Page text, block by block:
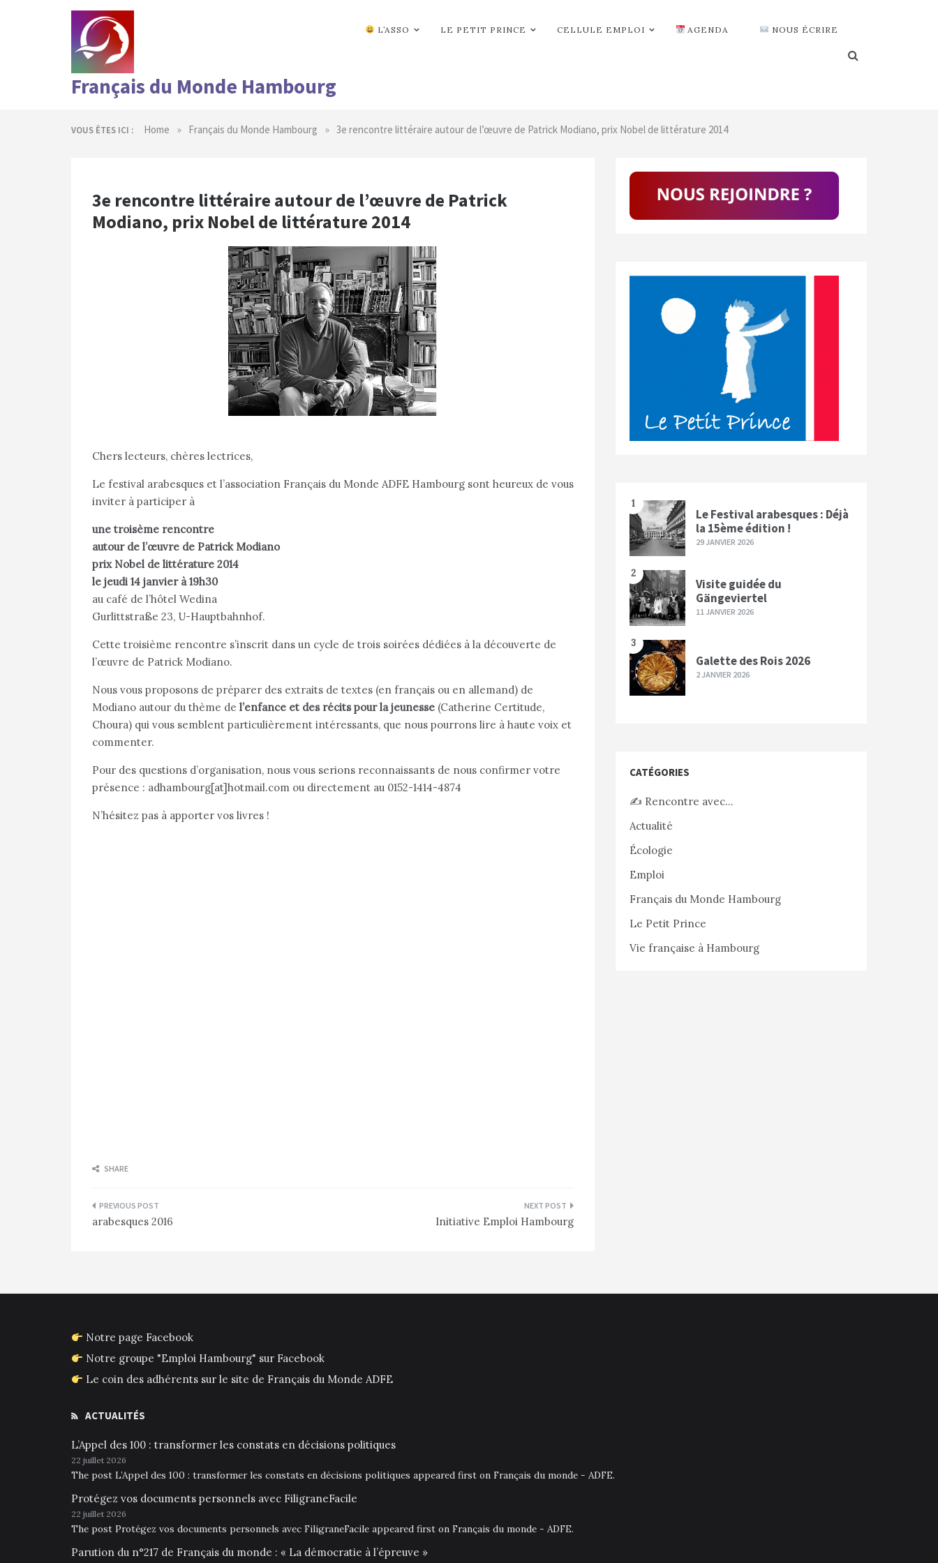
Français du Monde Hambourg
L’ASSO LE PETIT PRINCE CELLULE EMPLOI AGENDA NOUS ÉCRIRE
VOUS ÊTES ICI : Home » Français du Monde Hambourg » 3e rencontre littéraire autour de l’œuvre de Patrick Modiano, prix Nobel de littérature 2014
3e rencontre littéraire autour de l’œuvre de Patrick
Modiano, prix Nobel de littérature 2014
Chers lecteurs, chères lectrices,
Le festival arabesques et l’association Français du Monde ADFE Hambourg sont heureux de vous
inviter à participer à
une troisème rencontre
autour de l’œuvre de Patrick Modiano
prix Nobel de littérature 2014
le jeudi 14 janvier à 19h30
au café de l’hôtel Wedina
Gurlittstraße 23, U-Hauptbahnhof.
Cette troisième rencontre s’inscrit dans un cycle de trois soirées dédiées à la découverte de
l’œuvre de Patrick Modiano.
Nous vous proposons de préparer des extraits de textes (en français ou en allemand) de
Modiano autour du thème de l’enfance et des récits pour la jeunesse (Catherine Certitude,
Choura) qui vous semblent particulièrement intéressants, que nous pourrons lire à haute voix et
commenter.
Pour des questions d’organisation, nous vous serions reconnaissants de nous confirmer votre
présence : adhambourg[at]hotmail.com ou directement au 0152-1414-4874
N’hésitez pas à apporter vos livres !
SHARE
Navigation
de
arabesques 2016 Initiative Emploi Hambourg
1
Le Festival arabesques : Déjà
la 15ème édition !
29 JANVIER 2026
2
Visite guidée du
Gängeviertel
11 JANVIER 2026
3
Galette des Rois 2026
2 JANVIER 2026
CATÉGORIES
✍️ Rencontre avec…
Actualité
Écologie
Emploi
Français du Monde Hambourg
Le Petit Prince
Vie française à Hambourg
Notre page Facebook
Notre groupe "Emploi Hambourg" sur Facebook
Le coin des adhérents sur le site de Français du Monde ADFE
ACTUALITÉS
L’Appel des 100 : transformer les constats en décisions politiques
22 juillet 2026
The post L’Appel des 100 : transformer les constats en décisions politiques appeared first on Français du monde - ADFE.
Protégez vos documents personnels avec FiligraneFacile
22 juillet 2026
The post Protégez vos documents personnels avec FiligraneFacile appeared first on Français du monde - ADFE.
Parution du n°217 de Français du monde : « La démocratie à l’épreuve »